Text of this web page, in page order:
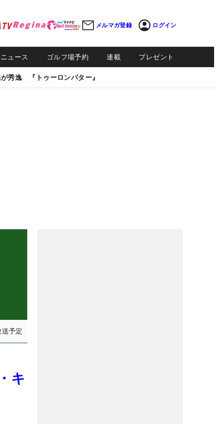
メルマガ登録 ログイン
ュース ゴルフ場予約 連載 プレゼント
秀逸 『トゥーロンパター』
予定
キ